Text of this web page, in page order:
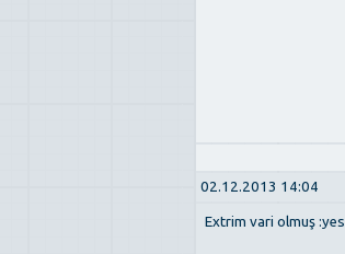
02.12.2013 14:04
Extrim vari olmuş :yes